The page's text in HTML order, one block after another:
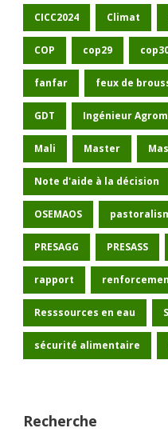
CICC2024 Climat
COP cop29
fanfar feux de
GDT Ingénieur
Mali Master
Note d'aide à la décision
OSEMAOS
PRESAGG PRESASS
rapport
Resssources en eau
sécurité alimentaire
Recherche